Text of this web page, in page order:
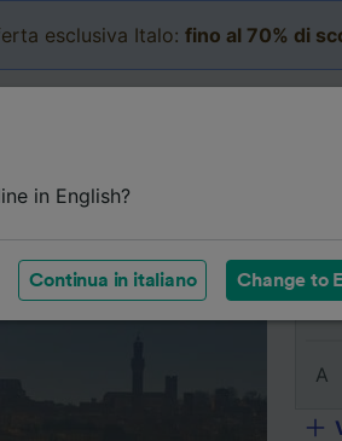
esclusiva Italo: fino al 70% di
Da
A
in English?
Continua in italiano Change to